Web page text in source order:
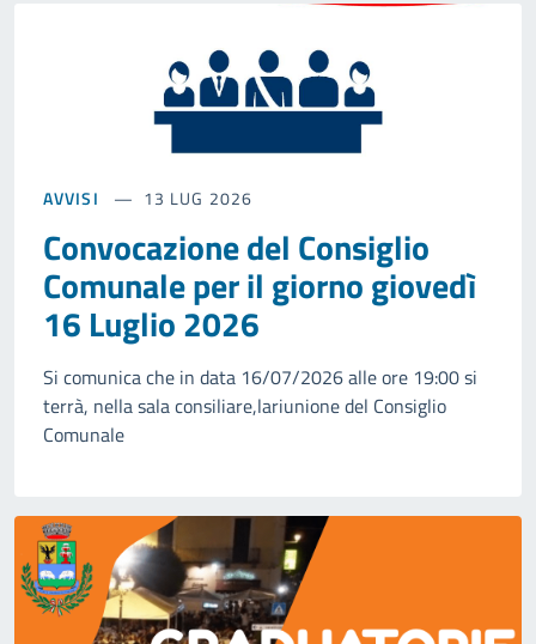
AVVISI 13 LUG 2026
Convocazione del Consiglio
Comunale per il giorno giovedì
16 Luglio 2026
Si comunica che in data 16/07/2026 alle ore 19:00 si
terrà, nella sala consiliare,lariunione del Consiglio
Comunale